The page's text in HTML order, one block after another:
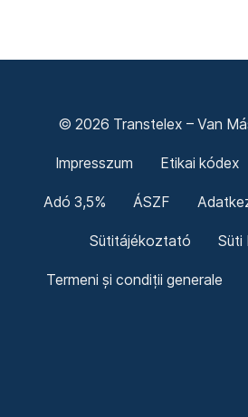
© 2026 Transtelex – Van
Impresszum Etikai kódex
Adó 3,5% ÁSZF
Sütitájékoztató Süti
Termeni și condiții generale